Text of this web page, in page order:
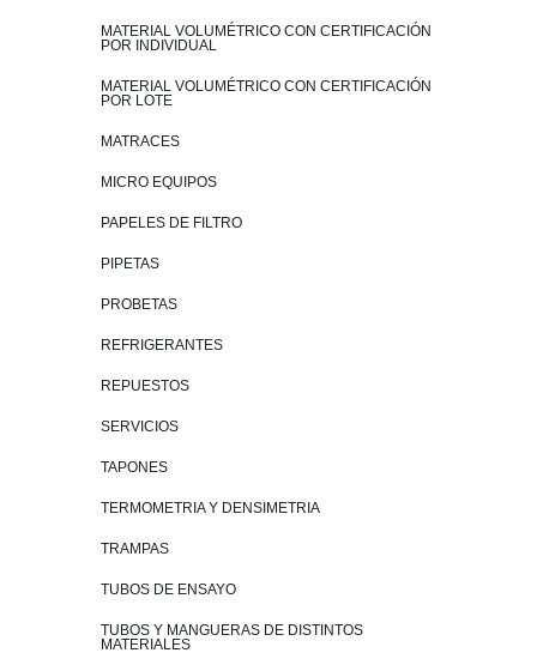
MATERIAL VOLUMÉTRICO CON CERTIFICACIÓN
POR INDIVIDUAL
MATERIAL VOLUMÉTRICO CON CERTIFICACIÓN
POR LOTE
MATRACES
MICRO EQUIPOS
PAPELES DE FILTRO
PIPETAS
PROBETAS
REFRIGERANTES
REPUESTOS
SERVICIOS
TAPONES
TERMOMETRIA Y DENSIMETRIA
TRAMPAS
TUBOS DE ENSAYO
TUBOS Y MANGUERAS DE DISTINTOS
MATERIALES